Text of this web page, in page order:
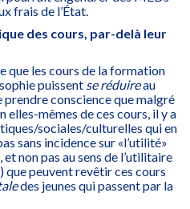
frais de l’État.
des cours, par-delà leur
que les cours de la formation
puissent se réduireau
conscience que malgré
elles-mêmes de ces cours, il y a
sociales/culturelles qui en
sans incidence sur «l’utilité»
non pas au sens de l’utilitaire
peuvent revêtir ces cours
des jeunes qui passent par la